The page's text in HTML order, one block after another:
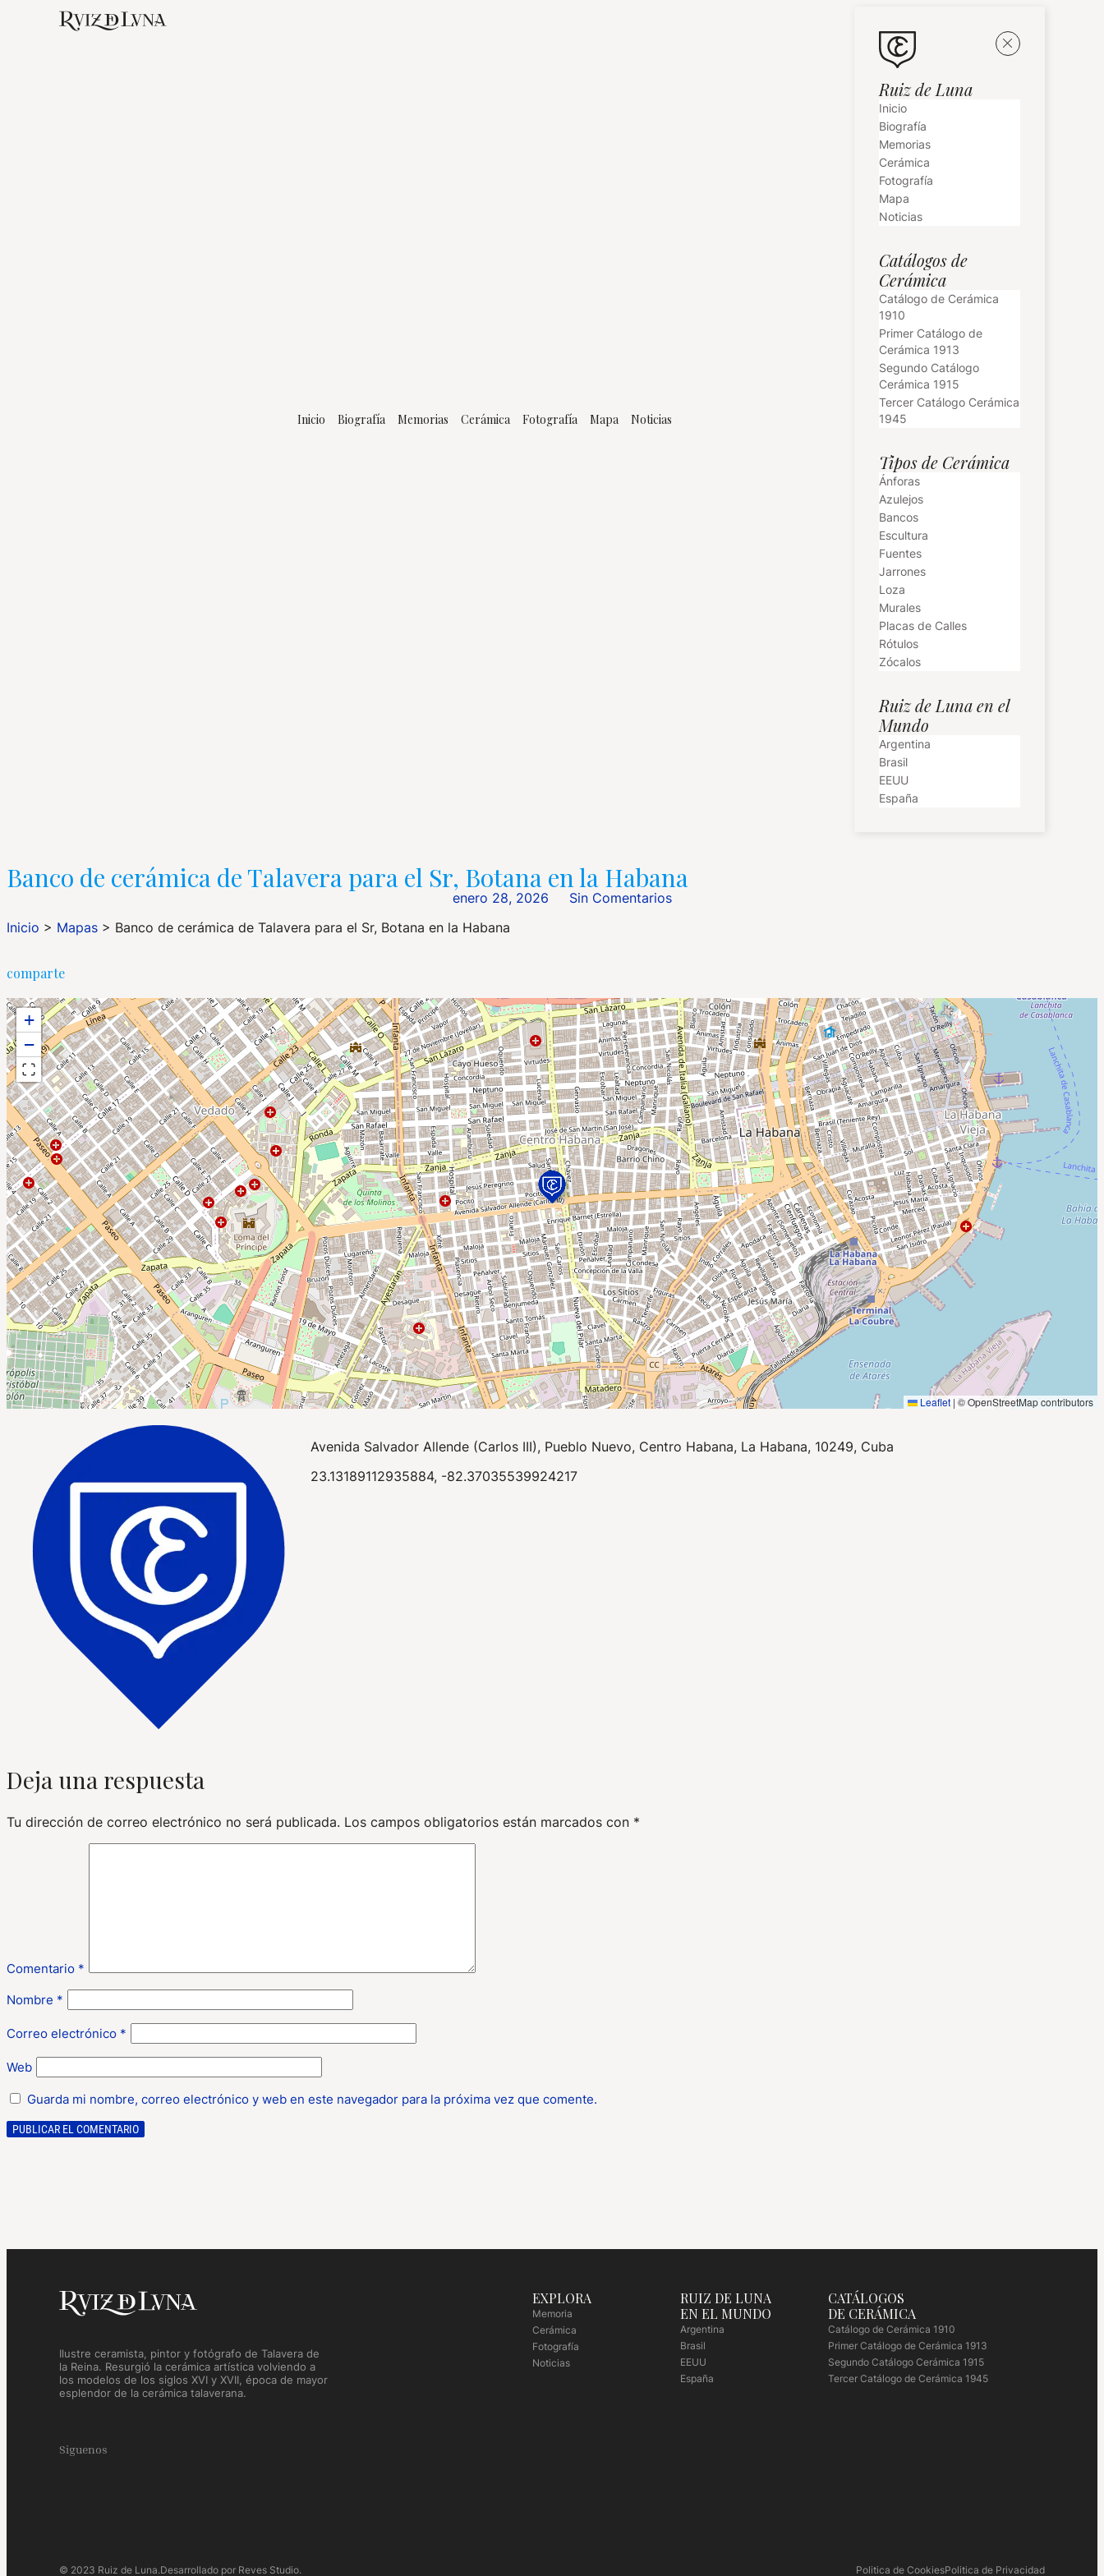
Inicio Biografía Memorias Cerámica Fotografía Mapa Noticias
Ruiz de Luna
Inicio
Biografía
Memorias
Cerámica
Fotografía
Mapa
Noticias
Catálogos de
Cerámica
Catálogo de Cerámica
1910
Primer Catálogo de
Cerámica 1913
Segundo Catálogo
Cerámica 1915
Tercer Catálogo Cerámica
1945
Tipos de Cerámica
Ánforas
Azulejos
Bancos
Escultura
Fuentes
Jarrones
Loza
Murales
Placas de Calles
Rótulos
Zócalos
Ruiz de Luna en el
Mundo
Argentina
Brasil
EEUU
España
Banco de cerámica de Talavera para el Sr, Botana en la Habana
enero 28, 2026
Sin Comentarios
Inicio > Mapas > Banco de cerámica de Talavera para el Sr, Botana en la Habana
comparte
+
−
Leaflet | © OpenStreetMap contributors
Avenida Salvador Allende (Carlos III), Pueblo Nuevo, Centro Habana, La Habana, 10249, Cuba
23.13189112935884, -82.37035539924217
Deja una respuesta
Tu dirección de correo electrónico no será publicada. Los campos obligatorios están marcados con *
Comentario *
Nombre *
Correo electrónico *
Web
Guarda mi nombre, correo electrónico y web en este navegador para la próxima vez que comente.
Ilustre ceramista, pintor y fotógrafo de Talavera de
la Reina. Resurgió la cerámica artística volviendo a
los modelos de los siglos XVI y XVII, época de mayor
esplendor de la cerámica talaverana.
Siguenos
EXPLORA
Memoria
Cerámica
Fotografía
Noticias
RUIZ DE LUNA
EN EL MUNDO
Argentina
Brasil
EEUU
España
CATÁLOGOS
DE CERÁMICA
Catálogo de Cerámica 1910
Primer Catálogo de Cerámica 1913
Segundo Catálogo Cerámica 1915
Tercer Catálogo de Cerámica 1945
© 2023 Ruiz de Luna.Desarrollado por Reves Studio. Politica de CookiesPolitica de Privacidad